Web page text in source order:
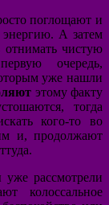
поглощают и
А затем
чистую
очередь,
уже нашли
этому факту
тогда
кого-то во
и, продолжают
рассмотрели
колоссальное